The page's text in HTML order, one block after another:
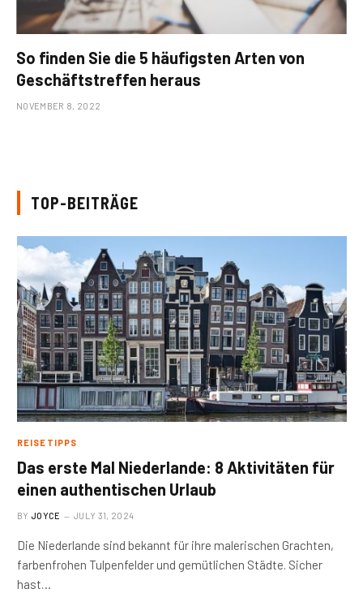
So finden Sie die 5 häufigsten Arten von
Geschäftstreffen heraus
NOVEMBER 8, 2022
TOP-BEITRÄGE
REISETIPPS
Das erste Mal Niederlande: 8 Aktivitäten für
einen authentischen Urlaub
BY JOYCE JULY 31, 2024
Die Niederlande sind bekannt für ihre malerischen Grachten,
farbenfrohen Tulpenfelder und gemütlichen Städte. Sicher
hast…